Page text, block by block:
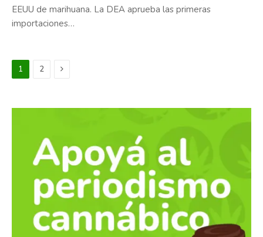
EEUU de marihuana. La DEA aprueba las primeras
importaciones…
1 2 Next